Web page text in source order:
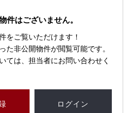
件はございません。
をご覧いただけます！
た非公開物件が閲覧可能です。
ては、担当者にお問い合わせく
ログイン